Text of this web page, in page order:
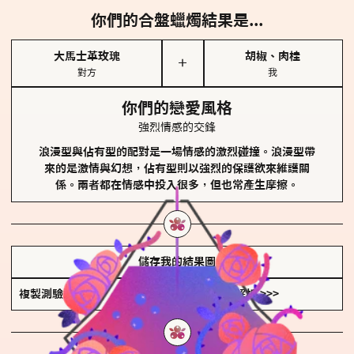
你們的合盤蠟燭結果是...
大馬士革玫瑰
對方
＋
胡椒、肉桂
我
你們的戀愛風格
強烈情感的交鋒
浪漫型與佔有型的配對是一場情感的激烈碰撞。浪漫型帶
來的是激情與幻想，佔有型則以強烈的保護欲來維護關
係。兩者都在情感中投入很多，但也常產生摩擦。
儲存我的結果圖
複製測驗連結 查看香氛類型全解析 >>>